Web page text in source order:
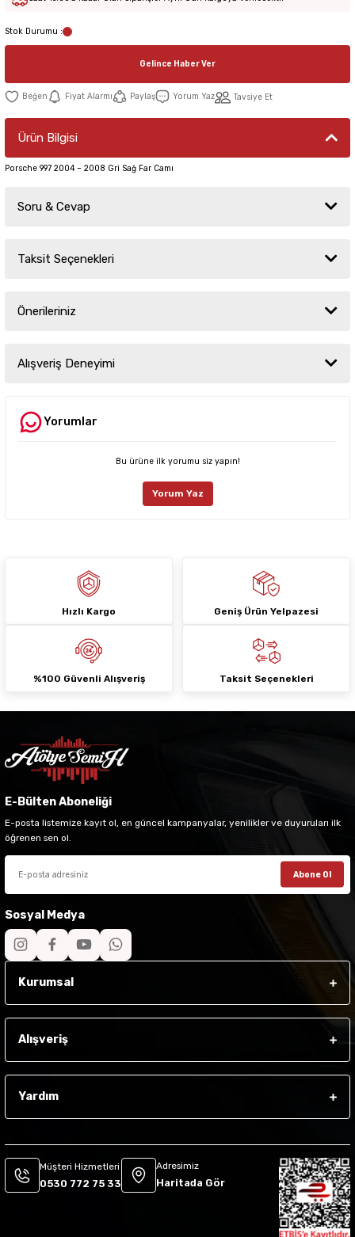
Stok Durumu :
Gelince Haber Ver
Fiyat Alarmı Paylaş Yorum Yaz Tavsiye Et
Ürün Bilgisi
Porsche 997 2004 – 2008 Gri Sağ Far Camı
Soru & Cevap
Ürün hakkında henüz soru sorulmamış.
Taksit Seçenekleri
Önerileriniz
yetersiz gördüğünüz noktaları öneri formunu kullanarak tarafımıza
iletebilirsiniz.
Ürün resmi kalitesiz, bozuk veya görüntülenemiyor.
Ürün fiyatı diğer sitelerden daha pahalı.
Alışveriş Deneyimi
Deneyimini Paylaş
Yorumlar
Bu ürüne ilk yorumu siz yapın!
Yorum Yaz
Hızlı Kargo Geniş Ürün Yelpazesi
%100 Güvenli Alışveriş Taksit Seçenekleri
E-Bülten Aboneliği
E-posta listemize kayıt ol, en güncel kampanyalar, yenilikler ve duyuruları ilk
öğrenen sen ol.
Abone Ol
Sosyal Medya
Kurumsal
Alışveriş
Yardım
Müşteri Hizmetleri
0530 772 75 33
Adresimiz
Haritada Gör